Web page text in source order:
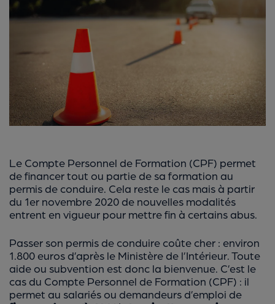
Le Compte Personnel de Formation (CPF) permet
de financer tout ou partie de sa formation au
permis de conduire. Cela reste le cas mais à partir
du 1er novembre 2020 de nouvelles modalités
entrent en vigueur pour mettre fin à certains abus.
Passer son permis de conduire coûte cher : environ
1.800 euros d’après le Ministère de l’Intérieur. Toute
aide ou subvention est donc la bienvenue. C’est le
cas du Compte Personnel de Formation (CPF) : il
permet au salariés ou demandeurs d’emploi de